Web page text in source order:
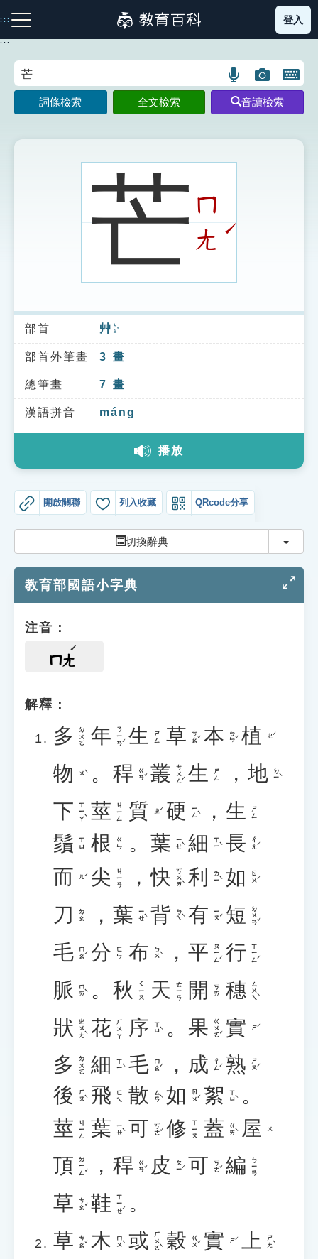
到
主
:::
注音索引圖示 筆畫索引圖示 部首索引表圖示
索引選單
知識索引
單字索引
生命大百科索引
教學應用
貓頭鷹博士
登入
:::
語
言
搜
示
圖
片
搜
開
鍵
圖
詞條檢索 全文檢索 音讀檢索
芒ㄇ
ㄤˊ
部首 艸 ㄘㄠˇ
部首外筆畫 3 畫
總筆畫 7 畫
漢語拼音 máng
播放
開啟關聯 列入收藏 QRcode分享
切換辭典 切換
教育部國語小字典
注音：
ㄇㄤ
解釋：
多 ㄉㄨㄛ 年 ㄋㄧㄢˊ 生 ㄕㄥ 草 ㄘㄠˇ 本 ㄅㄣˇ 植 ㄓˊ
物 ㄨˋ 。 稈 ㄍㄢˇ 叢 ㄘㄨㄥˊ 生 ㄕㄥ ， 地 ㄉㄧˋ
下 ㄒㄧㄚˋ 莖 ㄐㄧㄥ 質 ㄓˊ 硬 ㄧㄥˋ ， 生 ㄕㄥ
鬚 ㄒㄩ 根 ㄍㄣ 。 葉 ㄧㄝˋ 細 ㄒㄧˋ 長 ㄔㄤˊ
而 ㄦˊ 尖 ㄐㄧㄢ ，快 ㄎㄨㄞˋ 利 ㄌㄧˋ 如 ㄖㄨˊ
刀 ㄉㄠ ， 葉 ㄧㄝˋ 背 ㄅㄟˋ 有 ㄧㄡˇ 短 ㄉㄨㄢˇ
毛 ㄇㄠˊ 分 ㄈㄣ 布 ㄅㄨˋ ， 平 ㄆㄧㄥˊ 行 ㄒㄧㄥˊ
脈 ㄇㄞˋ 。 秋 ㄑㄧㄡ 天 ㄊㄧㄢ 開 ㄎㄞ 穗 ㄙㄨㄟˋ
狀 ㄓㄨㄤˋ 花 ㄏㄨㄚ 序 ㄒㄩˋ 。 果 ㄍㄨㄛˇ 實 ㄕˊ
多 ㄉㄨㄛ 細 ㄒㄧˋ 毛 ㄇㄠˊ ， 成 ㄔㄥˊ 熟 ㄕㄡˊ
後 ㄏㄡˋ 飛 ㄈㄟ 散 ㄙㄢˋ 如 ㄖㄨˊ 絮 ㄒㄩˋ 。
莖 ㄐㄧㄥ 葉 ㄧㄝˋ 可 ㄎㄜˇ 修 ㄒㄧㄡ 蓋 ㄍㄞˋ 屋 ㄨ
頂 ㄉㄧㄥˇ ， 稈 ㄍㄢˇ 皮 ㄆㄧˊ 可 ㄎㄜˇ 編 ㄅㄧㄢ
草 ㄘㄠˇ 鞋 ㄒㄧㄝˊ 。
草 ㄘㄠˇ 木 ㄇㄨˋ 或 ㄏㄨㄛˋ 穀 ㄍㄨˇ 實 ㄕˊ 上 ㄕㄤˋ